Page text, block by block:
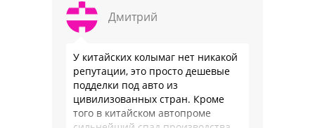
Дмитрий
У китайских колымаг нет никакой
репутации, это просто дешевые
подделки под авто из
цивилизованных стран. Кроме
того в китайском автопроме